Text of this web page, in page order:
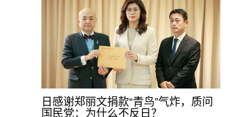
日感谢郑丽文捐款“青鸟”气炸，质问
国民党：为什么不反日？